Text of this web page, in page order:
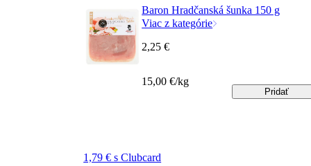
Baron Hradčanská šunka 150 g
Viac z kategórie
1,79 € s Clubcard
2,25 €
15,00 €/kg
Pridať